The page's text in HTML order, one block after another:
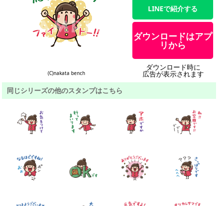
(C)nakata bench
LINEで紹介する
ダウンロードはアプ
リから
ダウンロード時に
広告が表示されます
同じシリーズの他のスタンプはこちら